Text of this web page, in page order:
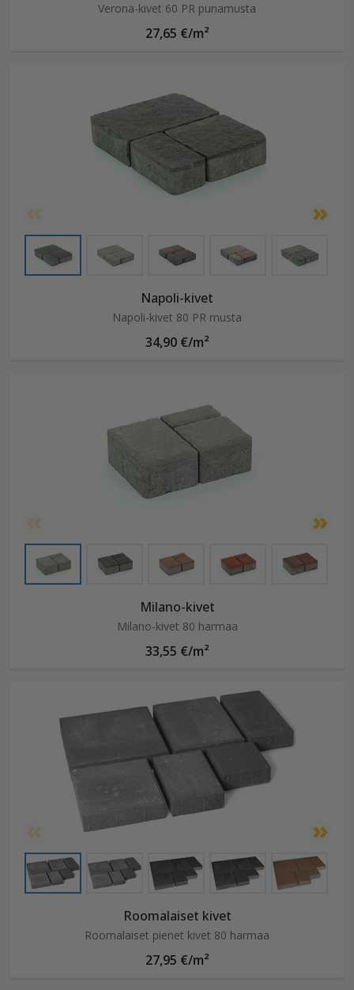
Verona-kivet 60 PR punamusta
27,65 €/m²
Napoli-kivet
Napoli-kivet 80 PR musta
34,90 €/m²
Milano-kivet
Milano-kivet 80 harmaa
33,55 €/m²
Roomalaiset kivet
Roomalaiset pienet kivet 80 harmaa
27,95 €/m²